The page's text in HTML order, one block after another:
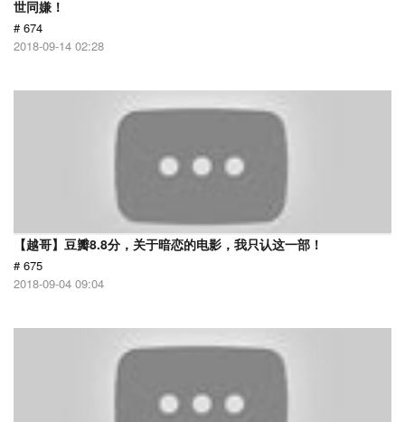
世同嫌！
# 674
2018-09-14 02:28
【越哥】豆瓣8.8分，关于暗恋的电影，我只认这一部！
# 675
2018-09-04 09:04